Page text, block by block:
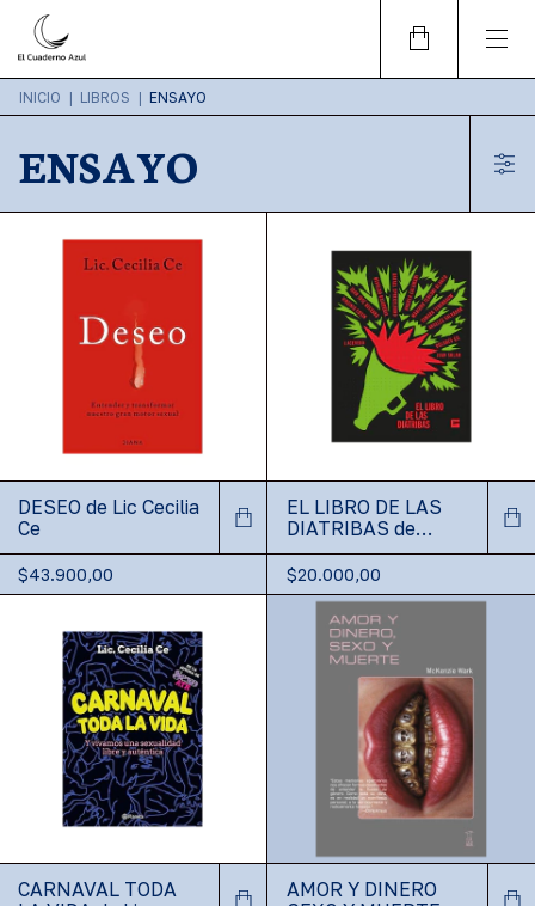
INICIO | LIBROS | ENSAYO
ENSAYO
DESEO de Lic Cecilia
Ce
$43.900,00
EL LIBRO DE LAS
DIATRIBAS de
varios
$20.000,00
CARNAVAL TODA
AMOR Y DINERO